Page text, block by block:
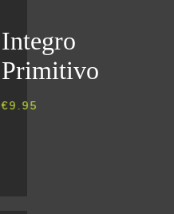
Integro
Primitivo
€9.95